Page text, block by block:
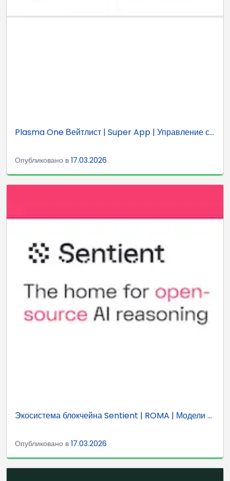
Plasma One Вейтлист | Super App | Управление с...
Опубликовано в 17.03.2026
Экосистема блокчейна Sentient | ROMA | Модели ...
Опубликовано в 17.03.2026